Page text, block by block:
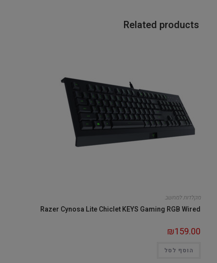
Related products
מקלדות למחשב
Razer Cynosa Lite Chiclet KEYS Gaming RGB Wired
₪159.00
הוסף לסל